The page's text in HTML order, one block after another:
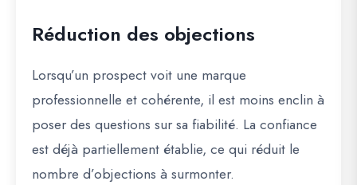
Réduction des objections
Lorsqu’un prospect voit une marque
professionnelle et cohérente, il est moins enclin à
poser des questions sur sa fiabilité. La confiance
est déjà partiellement établie, ce qui réduit le
nombre d’objections à surmonter.